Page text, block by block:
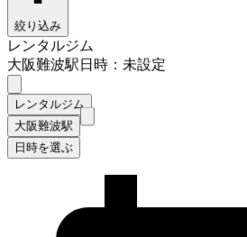
絞り込み
レンタルジム
大阪難波駅日時：未設定
レンタルジム
大阪難波駅
日時を選ぶ